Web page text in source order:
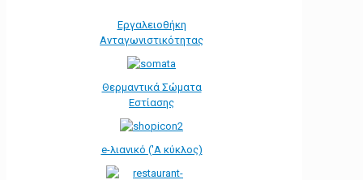
Εργαλειοθήκη
Ανταγωνιστικότητας
Θερμαντικά Σώματα
Εστίασης
e-λιανικό ('Α κύκλος)